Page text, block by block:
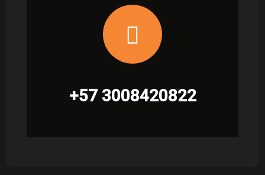
+57 3008420822